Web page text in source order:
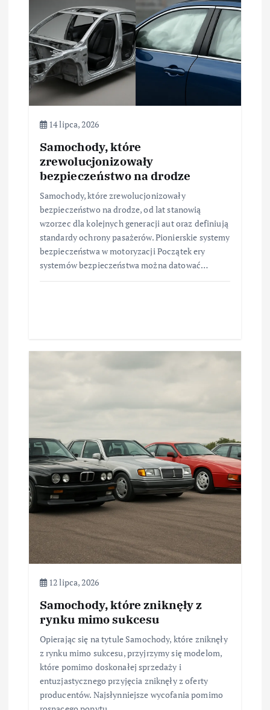
u
14 lipca, 2026
Samochody, które
zrewolucjonizowały
bezpieczeństwo na drodze
Samochody, które zrewolucjonizowały
bezpieczeństwo na drodze, od lat stanowią
wzorzec dla kolejnych generacji aut oraz definiują
standardy ochrony pasażerów. Pionierskie systemy
bezpieczeństwa w motoryzacji Początek ery
systemów bezpieczeństwa można datować…
12 lipca, 2026
Samochody, które zniknęły z
rynku mimo sukcesu
Opierając się na tytule Samochody, które zniknęły
z rynku mimo sukcesu, przyjrzymy się modelom,
które pomimo doskonałej sprzedaży i
entuzjastycznego przyjęcia zniknęły z oferty
producentów. Najsłynniejsze wycofania pomimo